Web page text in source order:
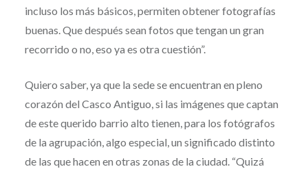
incluso los más básicos, permiten obtener fotografías
buenas. Que después sean fotos que tengan un gran
recorrido o no, eso ya es otra cuestión”.
Quiero saber, ya que la sede se encuentran en pleno
corazón del Casco Antiguo, si las imágenes que captan
de este querido barrio alto tienen, para los fotógrafos
de la agrupación, algo especial, un significado distinto
de las que hacen en otras zonas de la ciudad. “Quizá